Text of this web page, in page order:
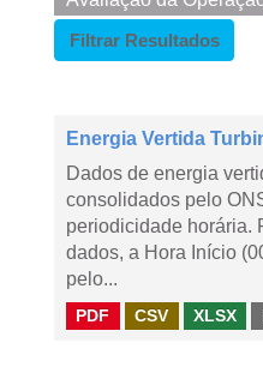
Filtrar Resultados
Energia Vertida
Dados de energia
consolidados pelo
periodicidade horária.
dados, a Hora Início
pelo...
PDF CSV XLSX